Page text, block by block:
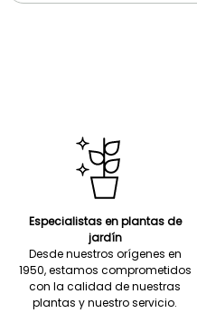
Especialistas en plantas de
jardín
Desde nuestros orígenes en
1950, estamos comprometidos
con la calidad de nuestras
plantas y nuestro servicio.